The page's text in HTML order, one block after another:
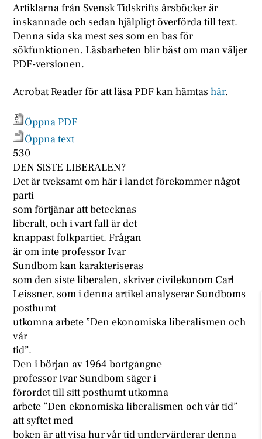
Artiklarna från Svensk Tidskrifts årsböcker är
inskannade och sedan hjälpligt överförda till text.
Denna sida ska mest ses som en bas för
sökfunktionen. Läsbarheten blir bäst om man väljer
PDF-versionen.
Acrobat Reader för att läsa PDF kan hämtashär.
Öppna PDF
Öppna text
530
DEN SISTE LIBERALEN?
Det är tveksamt om här i landet förekommer något
parti
som förtjänar att betecknas
liberalt, och i vart fall är det
knappast folkpartiet. Frågan
är om inte professor Ivar
Sundbom kan karakteriseras
som den siste liberalen, skriver civilekonom Carl
Leissner, som i denna artikel analyserar Sundboms
posthumt
utkomna arbete ”Den ekonomiska liberalismen och
vår
tid”.
Den i början av 1964 bortgångne
professor Ivar Sundbom säger i
förordet till sitt posthumt utkomna
arbete ”Den ekonomiska liberalismen och vår tid”
att syftet med
boken är att visa hur vår tid undervärderar denna